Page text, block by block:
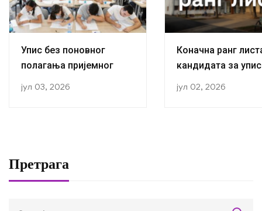
Упис без поновног
полагања пријемног
јул 03, 2026
Коначна ранг
кандидата за
јул 02, 2026
Претрага